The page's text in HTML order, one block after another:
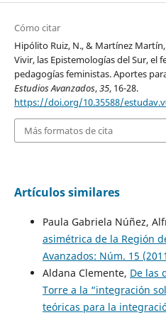
Cómo citar
Hipólito Ruiz, N., & Martínez
Vivir, las Epistemologías del Sur, el
pedagogías feministas. Aportes
Estudios Avanzados,35, 16-28.
https://doi.org/10.35588/
Más formatos de cita
Artículos similares
Paula Gabriela Núñez,
asimétrica de la Región
Avanzados: Núm. 15
Aldana Clemente, De las
Torre a la “integración
teóricas para la